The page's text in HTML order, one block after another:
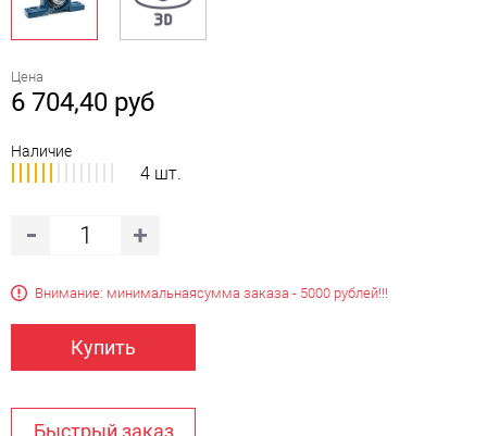
Цена
6 704,40 руб
Наличие
4 шт.
Внимание: минимальнаясумма заказа - 5000 рублей!!!
Купить
Быстрый заказ